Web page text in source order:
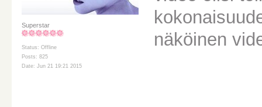
Superstar
Status: Offline
Posts: 825
Date: Jun 21 19:21 2015
näköinen